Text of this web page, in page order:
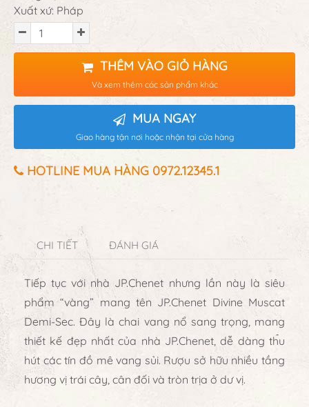
Xuất xứ: Pháp
THÊM VÀO GIỎ HÀNG
Và xem thêm các sản phẩm khác
MUA NGAY
Giao hàng tận nơi hoặc nhận tại cửa hàng
HOTLINE MUA HÀNG 0972.12345.1
CHI TIẾT ĐÁNH GIÁ
Tiếp tục với nhà JP.Chenet nhưng lần này là siêu
phẩm “vàng” mang tên JP.Chenet Divine Muscat
Demi-Sec. Đây là chai vang nổ sang trọng, mang
thiết kế đẹp nhất của nhà JP.Chenet, dễ dàng thu
hút các tín đồ mê vang sủi. Rượu sở hữu nhiều tầng
hương vị trái cây, cân đối và tròn trịa ở dư vị.